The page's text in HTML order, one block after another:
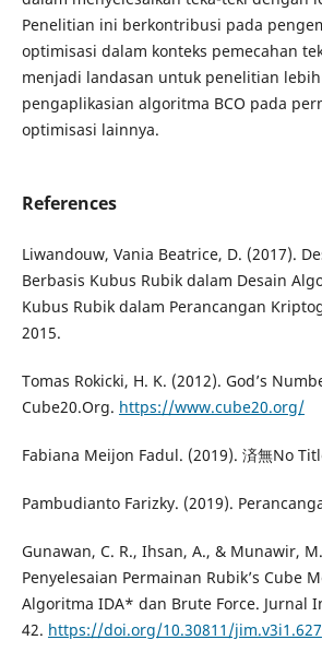
Penelitian ini berkontribusi pada
optimisasi dalam konteks pemecahan
menjadi landasan untuk penelitian
pengaplikasian algoritma BCO pada
optimisasi lainnya.
References
Liwandouw, Vania Beatrice, D. (2017).
Berbasis Kubus Rubik dalam Desain
Kubus Rubik dalam Perancangan
2015.
Tomas Rokicki, H. K. (2012). God’s
Cube20.Org. https://www.cube20.org/
Fabiana Meijon Fadul. (2019). 済無No
Pambudianto Farizky. (2019).
Gunawan, C. R., Ihsan, A., & Munawir,
Penyelesaian Permainan Rubik’s Cube
Algoritma IDA* dan Brute Force. Jurnal
42. https://doi.org/10.30811/jim.v3i1.627